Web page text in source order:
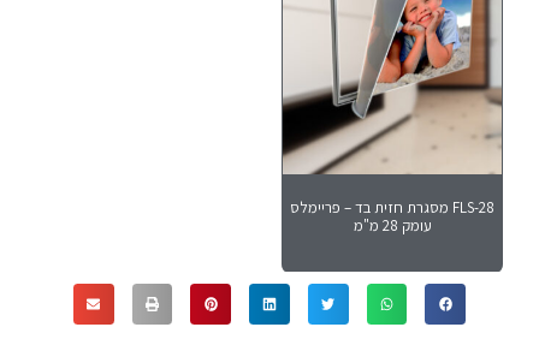
FLS-28 מסגרת חזית בד – פריימלס
עומק 28 מ"מ